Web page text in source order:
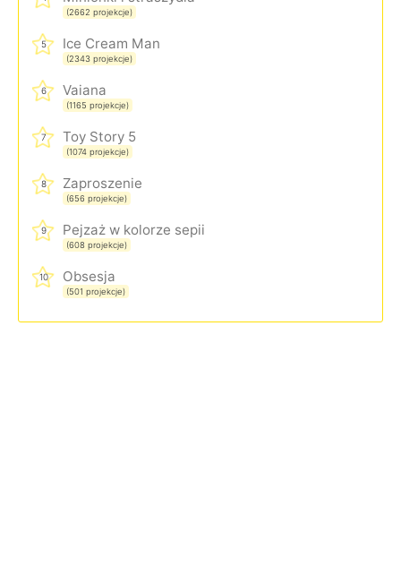
(2662 projekcje)
5 Ice Cream Man
(2343 projekcje)
6 Vaiana
(1165 projekcje)
7 Toy Story 5
(1074 projekcje)
8 Zaproszenie
(656 projekcje)
9 Pejzaż w kolorze sepii
(608 projekcje)
10 Obsesja
(501 projekcje)